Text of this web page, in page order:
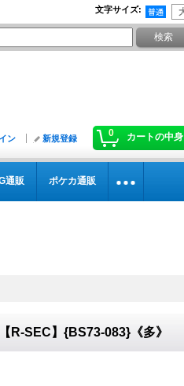
文字サイズ:
0 カートの中身
ン 新規登録
通販 ポケカ通販
R-SEC】{BS73-083}《多》